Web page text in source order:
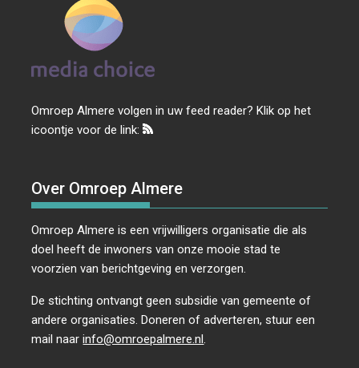
Omroep Almere volgen in uw feed reader? Klik op het
icoontje voor de link:
Over Omroep Almere
Omroep Almere is een vrijwilligers organisatie die als
doel heeft de inwoners van onze mooie stad te
voorzien van berichtgeving en verzorgen.
De stichting ontvangt geen subsidie van gemeente of
andere organisaties. Doneren of adverteren, stuur een
mail naarinfo@omroepalmere.nl.